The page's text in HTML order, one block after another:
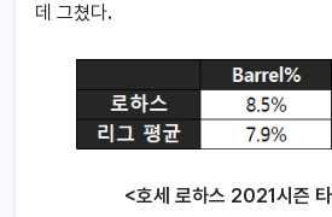
데 그쳤다.
<호세 로하스 2021시즌